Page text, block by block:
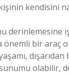
kişinin kendisini
derinlemesine
bir araç
olabilir,